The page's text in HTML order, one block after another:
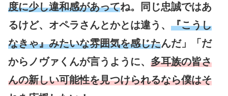
度に少し違和感があってね。同じ忠誠ではあ
るけど、オペラさんとかとは違う、 『こうし
なきゃ』みたいな雰囲気を感じたんだ」「だ
からノヴァくんが言うように、 多耳族の皆さ
んの新しい可能性を見つけられるなら僕はそ